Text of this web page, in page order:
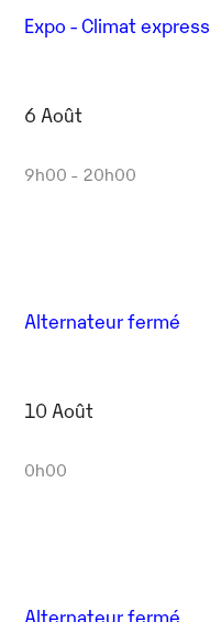
Expo - Climat express
6 Août
9h00 - 20h00
Alternateur fermé
10 Août
0h00
Alternateur fermé